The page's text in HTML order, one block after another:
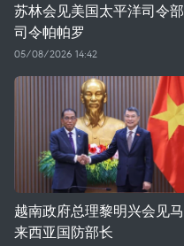
苏林会见美国太平洋司令部
司令帕帕罗
05/08/2026 14:42
越南政府总理黎明兴会见马
来西亚国防部长